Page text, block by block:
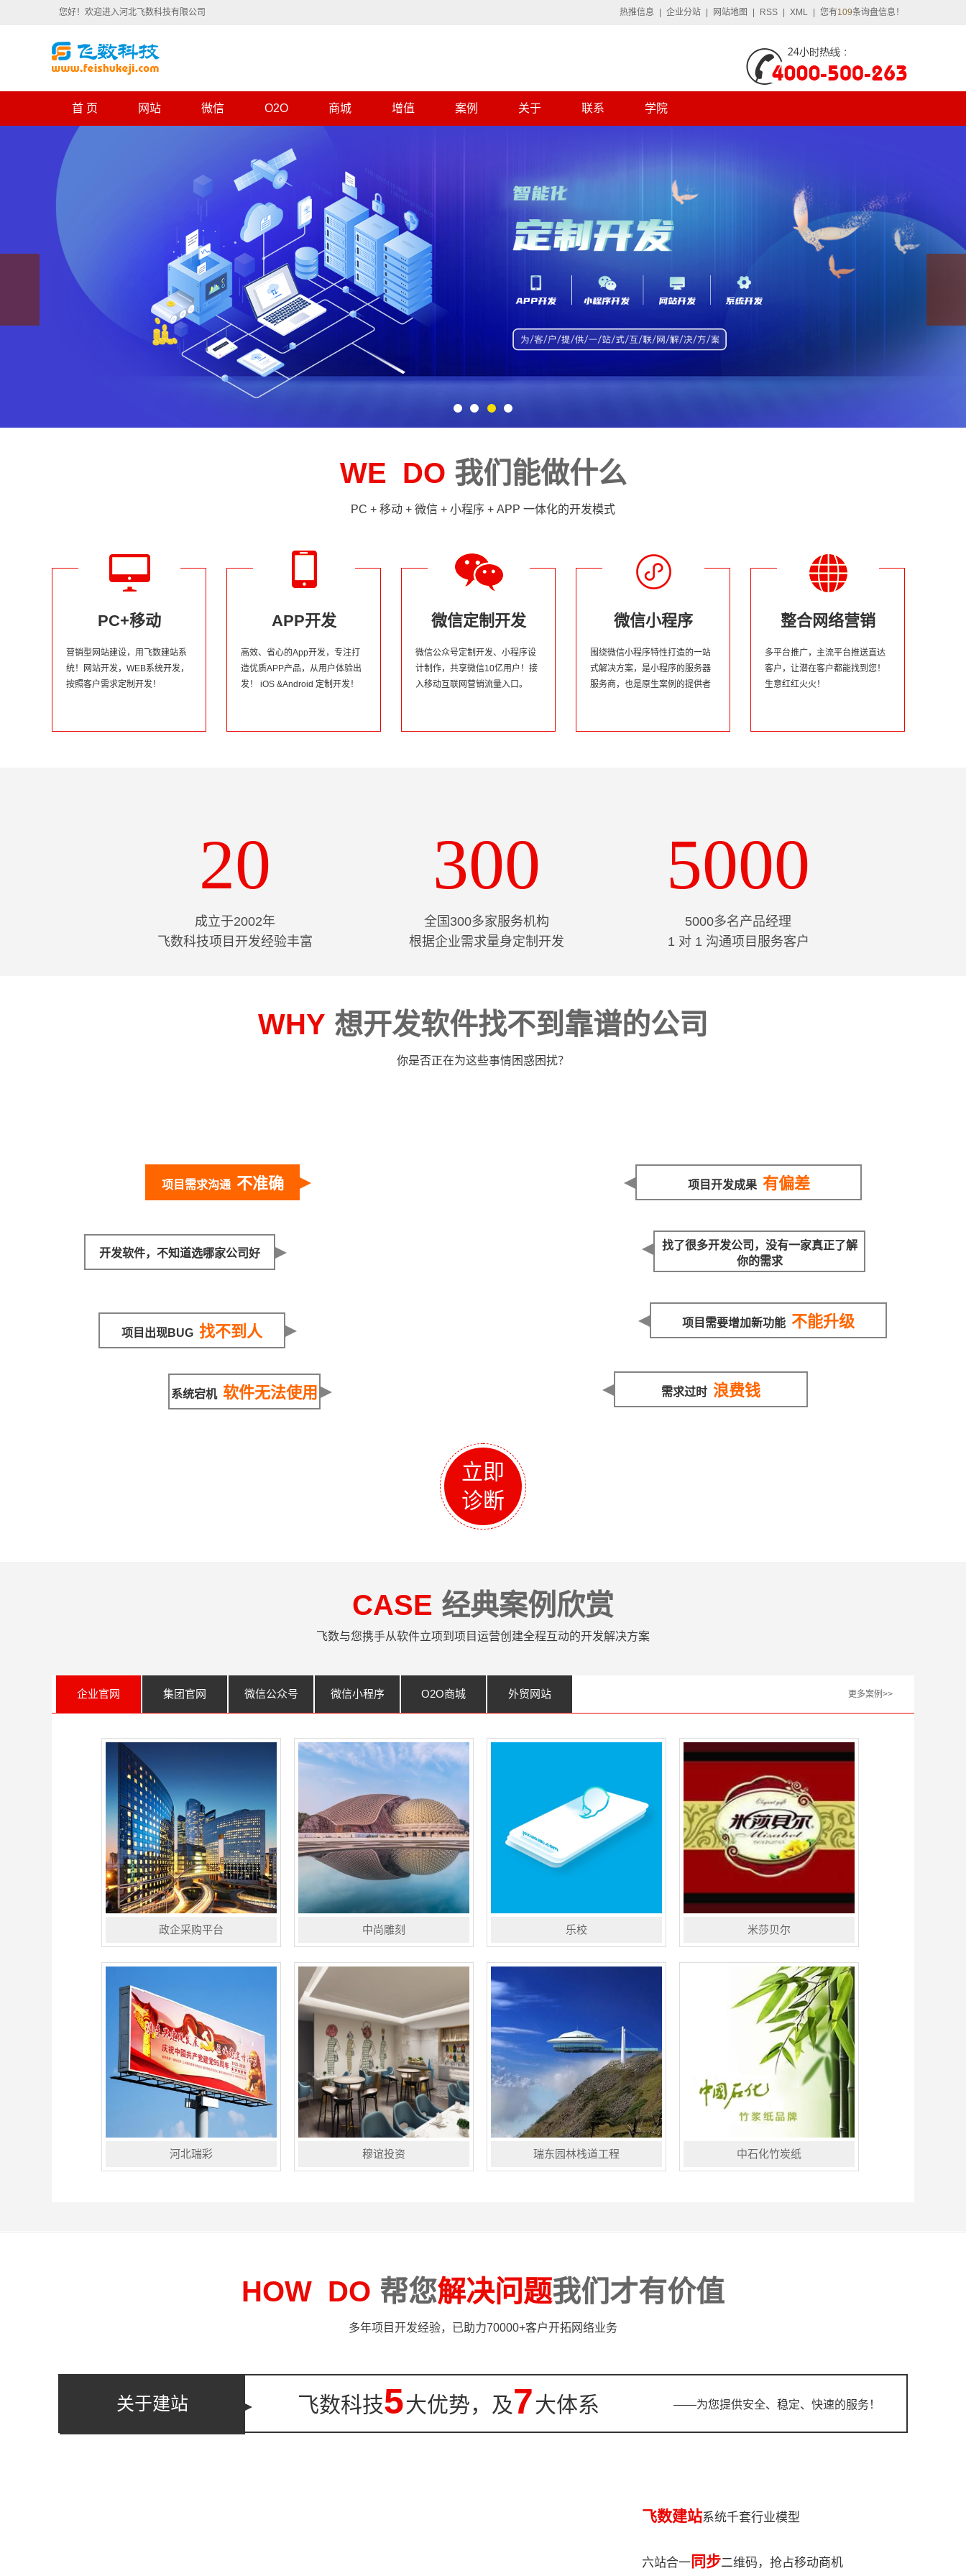
您好！欢迎进入河北飞数科技有限公司 热推信息 企业分站 网站地图 RSS XML 您有109条询盘信息！
首 页 网站 微信 O2O 商城 增值 案例 关于 联系 学院
WE DO 我们能做什么
PC + 移动 + 微信 + 小程序 + APP 一体化的开发模式
PC+移动
营销型网站建设，用飞数建站系
统！网站开发，WEB系统开发，
按照客户需求定制开发！
APP开发
高效、省心的App开发，专注打
造优质APP产品，从用户体验出
发！ iOS &Android 定制开发！
微信定制开发
微信公众号定制开发、小程序设
计制作，共享微信10亿用户！接
入移动互联网营销流量入口。
微信小程序
围绕微信小程序特性打造的一站
式解决方案，是小程序的服务器
服务商，也是原生案例的提供者
整合网络营销
多平台推广，主流平台推送直达
客户，让潜在客户都能找到您！
生意红红火火！
20
成立于2002年
飞数科技项目开发经验丰富
300
全国300多家服务机构
根据企业需求量身定制开发
5000
5000多名产品经理
1 对 1 沟通项目服务客户
WHY 想开发软件找不到靠谱的公司
你是否正在为这些事情困惑困扰？
项目需求沟通 不准确 项目开发成果 有偏差
开发软件，不知道选哪家公司好
找了很多开发公司，没有一家真正了解
你的需求
项目出现BUG 找不到人 项目需要增加新功能 不能升级
系统宕机 软件无法使用 需求过时 浪费钱
立即
诊断
CASE 经典案例欣赏
飞数与您携手从软件立项到项目运营创建全程互动的开发解决方案
企业官网 集团官网 微信公众号 微信小程序 O2O商城 外贸网站 更多案例>>
政企采购平台
石家庄市理想办公设备有限公司是一
家经营高科技产品的公司，隶属于理
想（中国）科学工业有限公司北京分
公司。2000年从事理想速印机在石家
庄地区的销售与售后工作，并为...
中尚雕刻
曲阳县中尚园林雕塑工程有限公司，
在国家文化部，河北省文化厅的指导
下，由曲阳县人民政府立项批准，投
资兴建的现在化雕塑企业集团，坐落
于中国雕刻之乡---曲阳...
乐校
北京乐校科技有限公司成立于2015年
9月，专注于4500亿级别的大学生市
场，我们的使命是使大学生活更精
每栋楼有楼长，通过快递服务...
米莎贝尔
米莎贝尔(集团）投资管理有限公司，
始建于1998年8月8日，98年托管华
北食品厂—石家庄食品一厂，是一家
集研发、种植、收储、加工、生产、
销售、农业科技产业一条龙...
河北瑞彩 穆谊投资 瑞东园林栈道工程 中石化竹炭纸
HOW DO 帮您解决问题我们才有价值
多年项目开发经验，已助力70000+客户开拓网络业务
关于建站 飞数科技5大优势，及7大体系 ——为您提供安全、稳定、快速的服务！
飞数建站系统千套行业模型
六站合一同步二维码，抢占移动商机